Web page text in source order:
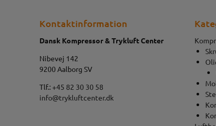
Kontaktinformation
Dansk Kompressor & Trykluft Center
Nibevej 142
9200 Aalborg SV
Tlf.:+45 82 30 30 58
info@trykluftcenter.dk